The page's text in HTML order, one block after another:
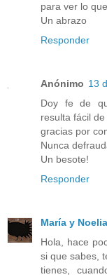
para ver lo
Un abrazo
Responder
Anónimo 13
Doy fe de
resulta fácil
gracias por
Nunca
Un besote!
Responder
María y Noelia
Hola, hace
si que sabes,
tienes,